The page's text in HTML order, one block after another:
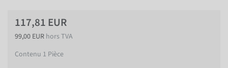
117,81 EUR
99,00 EUR hors TVA
Contenu 1 Pièce